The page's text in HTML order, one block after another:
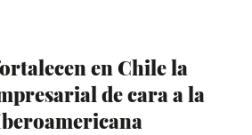
en Chile la
de cara a la